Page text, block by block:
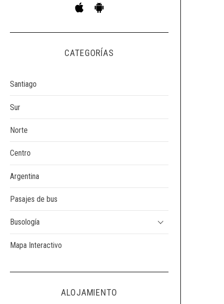
CATEGORÍAS
Santiago
Sur
Norte
Centro
Argentina
Pasajes de bus
Busología
Mapa Interactivo
ALOJAMIENTO